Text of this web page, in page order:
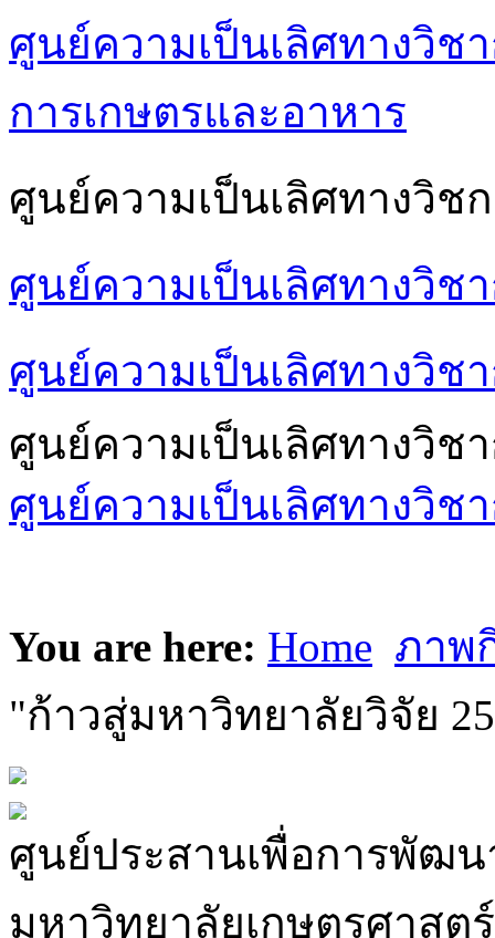
ศูนย์ความเป็นเลิศทางวิช
การเกษตรและอาหาร
ศูนย์ความเป็นเลิศทางวิช
ศูนย์ความเป็นเลิศทางวิช
ศูนย์ความเป็นเลิศทางวิช
ศูนย์ความเป็นเลิศทางวิช
ศูนย์ความเป็นเลิศทางวิช
You are here: Home ภาพ
"ก้าวสู่มหาวิทยาลัยวิจัย
ศูนย์ประสานเพื่อการพัฒน
มหาวิทยาลัยเกษตรศาสต